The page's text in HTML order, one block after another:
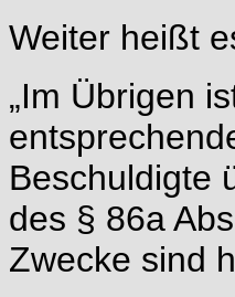
Weiter heißt
„Im Übrigen
Beschuldigte
des § 86a
Zwecke sind